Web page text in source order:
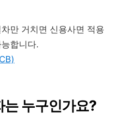
만 거치면 신용사면 적용
합니다.
누구인가요?